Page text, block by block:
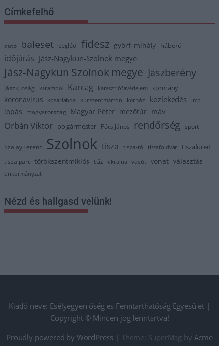
Címkefelhő
autó baleset cegléd fidesz györfi mihály háború
időjárás Jász-Nagykun-Szolnok megye
Jász-Nagykun Szolnok megye Jászberény
Jászkunság karambol Karcag katasztrófavédelem kormány
koronavírus kosárlabda kunszentmárton kórház közlekedés lmp
lopás magyarország Magyar Péter mezőtúr máv
Orbán Viktor polgármester Pócs János rendőrség sport
Szalay Ferenc Szolnok tisza tisza-tó tiszaföldvár tiszafüred
tisza part törökszentmiklós tűz ukrajna vasút vonat választás
önkormányzat
Nézd és hallgasd velünk!
Kiadó neve: Esélyegyenlőség és Fenntarthatóság Egyesület |
Copyright © Minden jog fenntartva!
Proudly powered by WordPress
Theme: SuperMag by Acme